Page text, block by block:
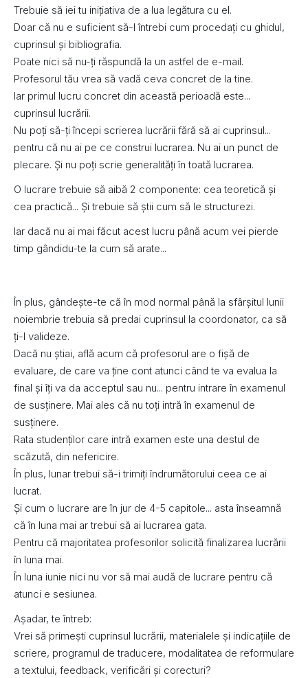
Trebuie să iei tu inițiativa de a lua legătura cu el.
Doar că nu e suficient să-l întrebi cum procedați cu ghidul,
cuprinsul și bibliografia.
Poate nici să nu-ți răspundă la un astfel de e-mail.
Profesorul tău vrea să vadă ceva concret de la tine.
Iar primul lucru concret din această perioadă este...
cuprinsul lucrării.
Nu poți să-ți începi scrierea lucrării fără să ai cuprinsul...
pentru că nu ai pe ce construi lucrarea. Nu ai un punct de
plecare. Și nu poți scrie generalități în toată lucrarea.
O lucrare trebuie să aibă 2 componente: cea teoretică și
cea practică... Și trebuie să știi cum să le structurezi.
Iar dacă nu ai mai făcut acest lucru până acum vei pierde
timp gândidu-te la cum să arate...
În plus, gândește-te că în mod normal până la sfârșitul lunii
noiembrie trebuia să predai cuprinsul la coordonator, ca să
ți-l valideze.
Dacă nu știai, află acum că profesorul are o fișă de
evaluare, de care va ține cont atunci când te va evalua la
final și îți va da acceptul sau nu... pentru intrare în examenul
de susținere. Mai ales că nu toți intră în examenul de
susținere.
Rata studenților care intră examen este una destul de
scăzută, din nefericire.
În plus, lunar trebui să-i trimiți îndrumătorului ceea ce ai
lucrat.
Și cum o lucrare are în jur de 4-5 capitole... asta înseamnă
că în luna mai ar trebui să ai lucrarea gata.
Pentru că majoritatea profesorilor solicită finalizarea lucrării
în luna mai.
În luna iunie nici nu vor să mai audă de lucrare pentru că
atunci e sesiunea.
Așadar, te întreb:
Vrei să primești cuprinsul lucrării, materialele și indicațiile de
scriere, programul de traducere, modalitatea de reformulare
a textului, feedback, verificări și corecturi?